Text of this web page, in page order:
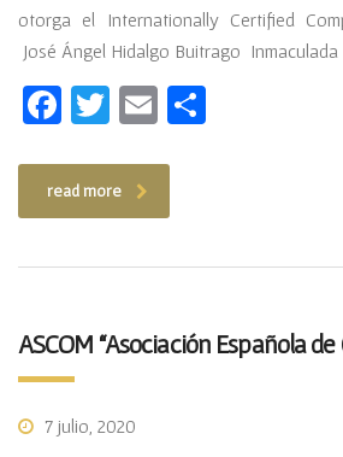
otorga el Internationally Certified
José Ángel Hidalgo Buitrago
Facebook
TwitterEmail
read more
ASCOM “Asociación Española
7 julio, 2020